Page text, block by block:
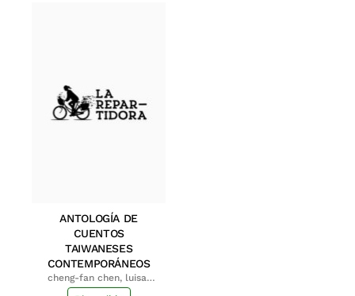
ANTOLOGÍA DE
CUENTOS
TAIWANESES
CONTEMPORÁNEOS
cheng-fan chen, luisa;
shu-ying chang, luisa